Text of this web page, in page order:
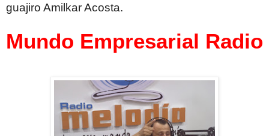
guajiro Amilkar Acosta.
Mundo Empresarial Radio